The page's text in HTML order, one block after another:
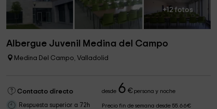
+12 fotos
Albergue Juvenil Medina del Campo
Medina Del Campo, Valladolid
Contacto directo desde 6 €persona y noche
Respuesta superior a 72h Precio fin de semana desde 55.66€